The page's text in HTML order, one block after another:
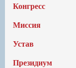
Конгресс
Миссия
Устав
Президиум